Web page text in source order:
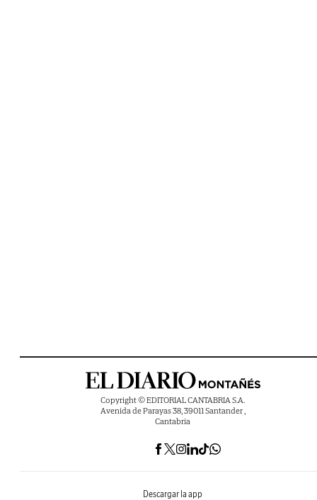
Copyright © EDITORIAL CANTABRIA S.A.
Avenida de Parayas 38, 39011 Santander ,
Cantabria
Descargar la app